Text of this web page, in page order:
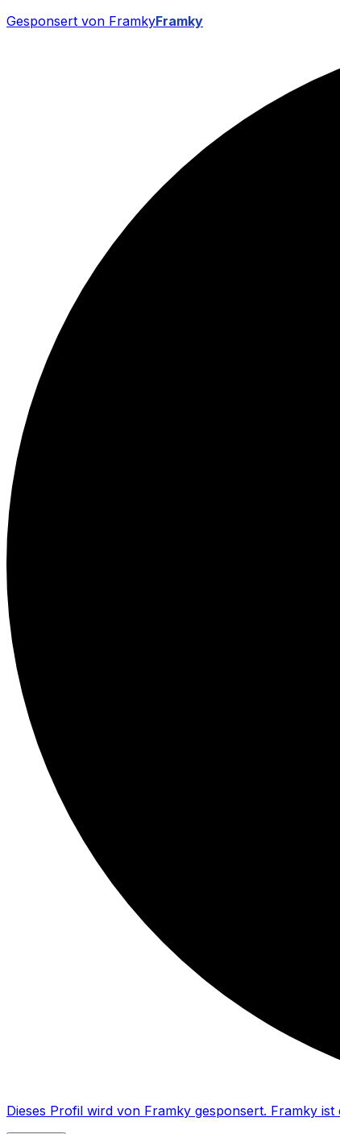
Gesponsert von FramkyFramky
Dieses Profil wird von Framky gesponsert. Framky